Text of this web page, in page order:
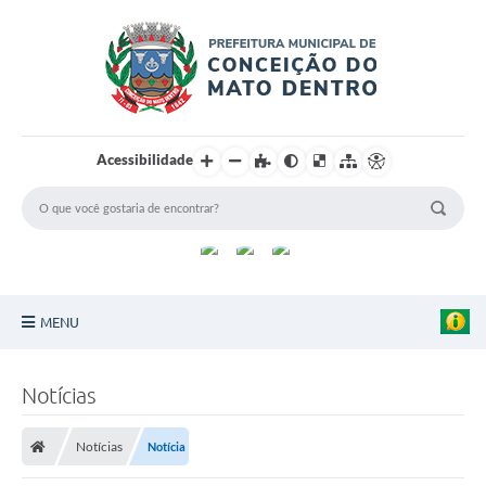
Acessibilidade
MENU
Turismo
Notícias
Notícias Notícia